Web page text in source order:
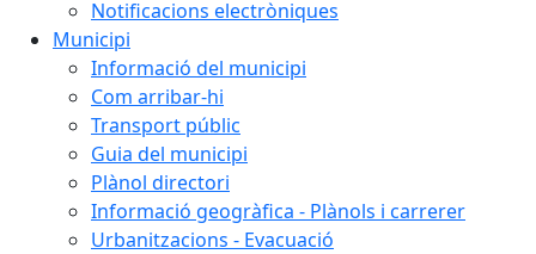
Notificacions electròniques
Municipi
Informació del municipi
Com arribar-hi
Transport públic
Guia del municipi
Plànol directori
Informació geogràfica - Plànols i carrerer
Urbanitzacions - Evacuació